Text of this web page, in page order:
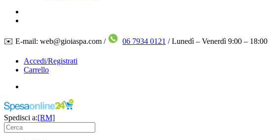
✉️ E-mail: web@gioiaspa.com / 06 7934 0121 / Lunedì – Venerdì 9:00 – 18:00
Accedi/Registrati
Carrello
Spedisci a:[RM]